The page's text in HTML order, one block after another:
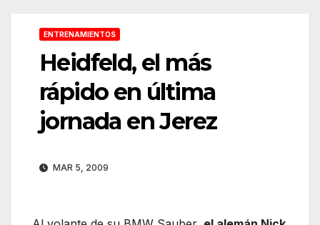
ENTRENAMIENTOS
Heidfeld, el más
rápido en última
jornada en Jerez
MAR 5, 2009